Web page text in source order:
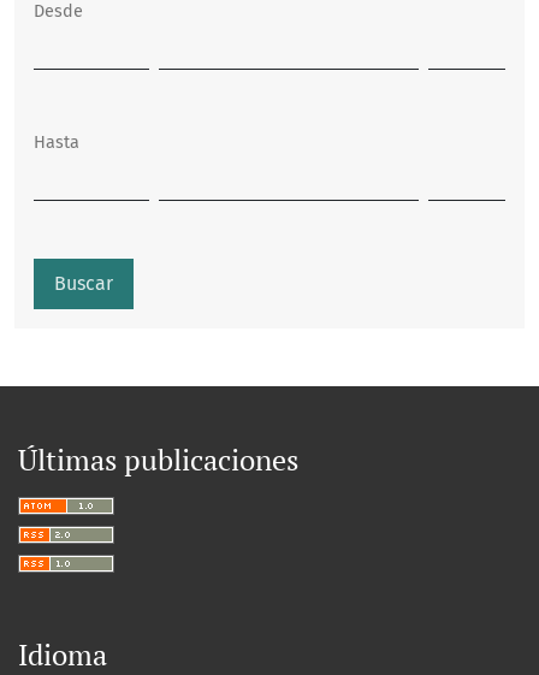
Desde
Hasta
Buscar
Últimas publicaciones
Idioma